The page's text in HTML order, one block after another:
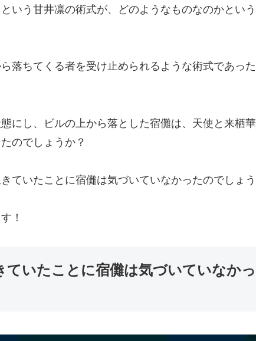
いう甘井凛の術式が、どのようなものなのかとい
ちてくる者を受け止められるような術式であっ
し、ビルの上から落とした宿儺は、天使と来栖
のでしょうか？
ていたことに宿儺は気づいていなかったのでしょう
！
ていたことに宿儺は気づいていなか